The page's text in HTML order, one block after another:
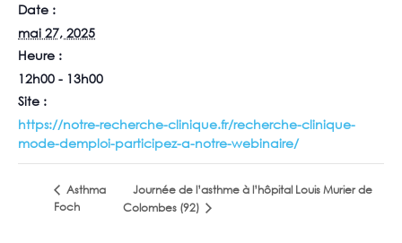
Date :
mai 27, 2025
Heure :
12h00 - 13h00
Site :
https://notre-recherche-clinique.fr/recherche-clinique-
mode-demploi-participez-a-notre-webinaire/
Asthma
Foch
Journée de l’asthme à l’hôpital Louis Murier de
Colombes (92)